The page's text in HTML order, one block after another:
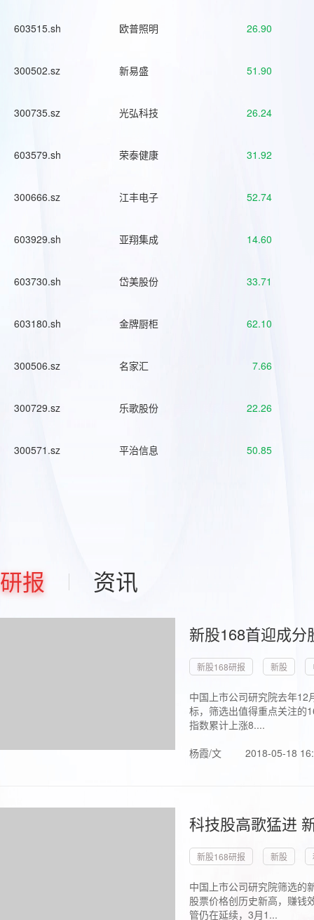
603515.sh 欧普照明 26.90
300502.sz 新易盛 51.90
300735.sz 光弘科技 26.24
603579.sh 荣泰健康 31.92
300666.sz 江丰电子 52.74
603929.sh 亚翔集成 14.60
603730.sh 岱美股份 33.71
603180.sh 金牌厨柜 62.10
300506.sz 名家汇 7.66
300729.sz 乐歌股份 22.26
300571.sz 平治信息 50.85
研报 资讯
新股168首迎成
新股168研报 新股
中国上市公司研究院去年
标，筛选出值得重点关注的
指数累计上涨8....
杨霞/文
2018-05-18
科技股高歌猛进
新股168研报 新股
中国上市公司研究院筛选的
股票价格创历史新高，赚钱
管仍在延续，3月1...